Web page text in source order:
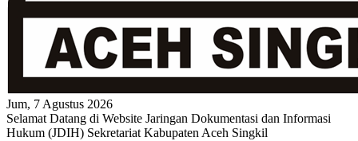
Jum, 7 Agustus 2026
Selamat Datang di Website Jaringan Dokumentasi dan Informasi
Hukum (JDIH) Sekretariat Kabupaten Aceh Singkil